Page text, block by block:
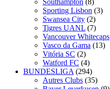
Sporting Lisbon (3)
Swansea City (2)
Tigres UANL (7)
Vancouver Whitecaps
Vasco da Gama (13)
Vitória SC (2)
Watford FC (4)
BUNDESLIGA (294)
Autres Clubs (35)